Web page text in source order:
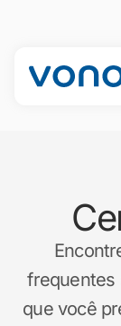
frequentes
que você